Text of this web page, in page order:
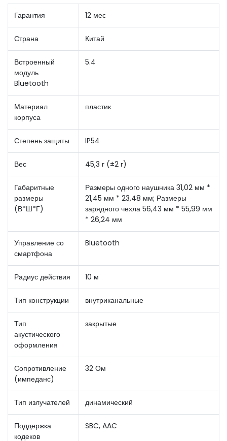
Гарантия 12 мес
Страна Китай
Встроенный
модуль
Bluetooth
5.4
Материал
корпуса
пластик
Степень защиты IP54
Вес 45,3 г (±2 г)
Габаритные
размеры
(В*Ш*Г)
Размеры одного наушника 31,02 мм *
21,45 мм * 23,48 мм; Размеры
зарядного чехла 56,43 мм * 55,99 мм
* 26,24 мм
Управление со
смартфона
Bluetooth
Радиус действия 10 м
Тип конструкции внутриканальные
Тип
акустического
оформления
закрытые
Сопротивление
(импеданс)
32 Ом
Тип излучателей динамический
Поддержка
кодеков
SBC, AAC